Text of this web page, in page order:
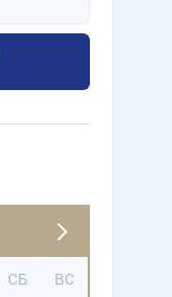
СБ
ВС